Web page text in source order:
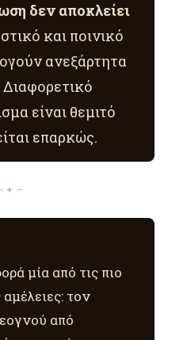
δεν αποκλείει
και ποινικό
ανεξάρτητα
Διαφορετικό
είναι θεμιτό
επαρκώς.
✦ —
μία από τις πιο
τον
από